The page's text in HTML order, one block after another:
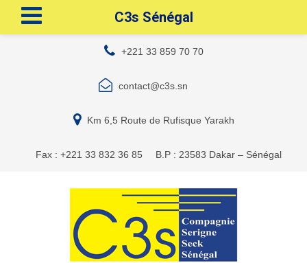
+221 33 859 70 70
contact@c3s.sn
Km 6,5 Route de Rufisque Yarakh
Fax : +221 33 832 36 85 B.P : 23583 Dakar – Sénégal
C3s Sénégal